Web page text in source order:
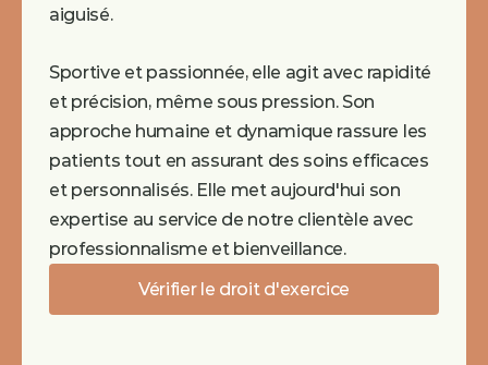
aiguisé.
Sportive et passionnée, elle agit avec rapidité
et précision, même sous pression. Son
approche humaine et dynamique rassure les
patients tout en assurant des soins efficaces
et personnalisés. Elle met aujourd'hui son
expertise au service de notre clientèle avec
professionnalisme et bienveillance.
Vérifier le droit d'exercice